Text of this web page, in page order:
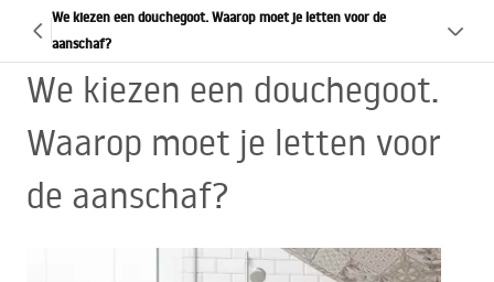
We kiezen een douchegoot. Waarop moet je letten voor de
aanschaf?
We kiezen een douchegoot.
Waarop moet je letten voor
de aanschaf?